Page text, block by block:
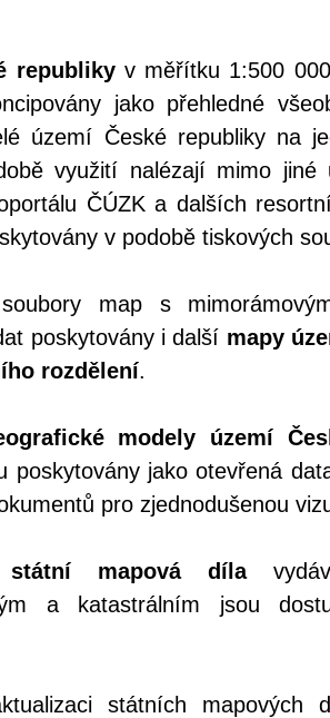
republikyv měřítku 1:500
jako přehledné
území České republiky na
využití nalézají mimo jiné
ČÚZK a dalších
v podobě tiskových
map s
poskytovány i další mapy
rozdělení.
modely území
poskytovány jako otevřená
pro zjednodušenou
státní mapová díla
a katastrálním jsou
státních mapových